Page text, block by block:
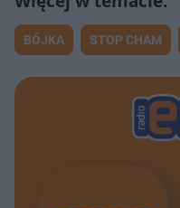
BÓJKA STOP CHAM